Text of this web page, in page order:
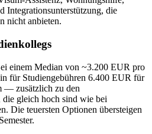
Integrationsunterstützung, die
nicht anbieten.
einem Median von ~3.200 EUR pro
für Studiengebühren 6.400 EUR für
— zusätzlich zu den
die gleich hoch sind wie bei
Die teuersten Optionen übersteigen